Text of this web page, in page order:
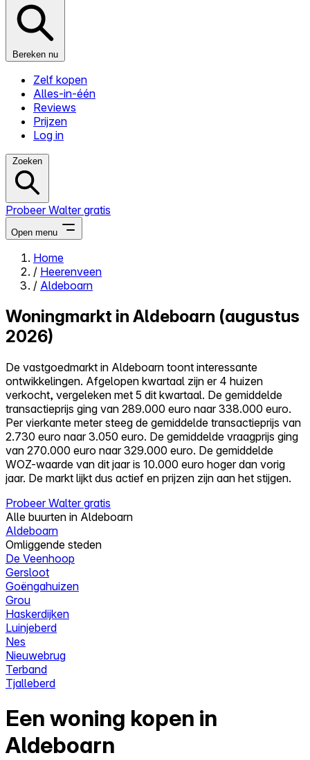
Bereken nu
Zelf kopen
Alles-in-één
Reviews
Prijzen
Log in
Zoeken
Probeer Walter gratis
Open menu
Close menu
Alles-in-één
Reviews
Prijzen
Log in
Probeer Walter gratis
Home
/ Heerenveen
/ Aldeboarn
Woningmarkt in Aldeboarn (augustus
2026)
De vastgoedmarkt in Aldeboarn toont interessante
ontwikkelingen. Afgelopen kwartaal zijn er 4 huizen
verkocht, vergeleken met 5 dit kwartaal. De gemiddelde
transactieprijs ging van 289.000 euro naar 338.000 euro.
Per vierkante meter steeg de gemiddelde transactieprijs van
2.730 euro naar 3.050 euro. De gemiddelde vraagprijs ging
van 270.000 euro naar 329.000 euro. De gemiddelde
WOZ-waarde van dit jaar is 10.000 euro hoger dan vorig
jaar. De markt lijkt dus actief en prijzen zijn aan het stijgen.
Probeer Walter gratis
Alle buurten in Aldeboarn
Aldeboarn
Omliggende steden
De Veenhoop
Gersloot
Goëngahuizen
Grou
Haskerdijken
Luinjeberd
Nes
Nieuwebrug
Terband
Tjalleberd
Een woning kopen in
Aldeboarn